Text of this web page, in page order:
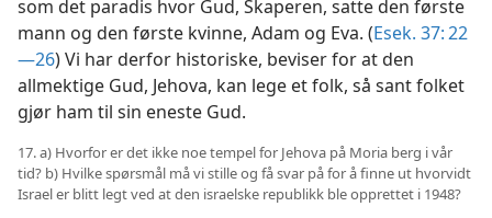
som det paradis hvor Gud, Skaperen, satte den første
mann og den første kvinne, Adam og Eva. (Esek. 37: 22
—26) Vi har derfor historiske, beviser for at den
allmektige Gud, Jehova, kan lege et folk, så sant folket
gjør ham til sin eneste Gud.
17. a) Hvorfor er det ikke noe tempel for Jehova på Moria berg i vår
tid? b) Hvilke spørsmål må vi stille og få svar på for å finne ut hvorvidt
Israel er blitt legt ved at den israelske republikk ble opprettet i 1948?